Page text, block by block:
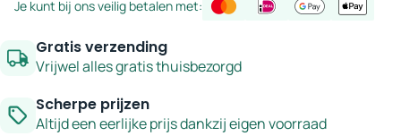
cm
serie
aantal
Je kunt bij ons veilig betalen met:
Gratis verzending
Vrijwel alles gratis thuisbezorgd
Scherpe prijzen
Altijd een eerlijke prijs dankzij eigen voorraad